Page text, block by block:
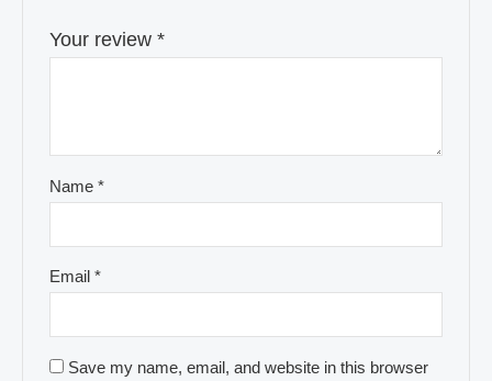
Your review*
Name*
Email*
Save my name, email, and website in this browser